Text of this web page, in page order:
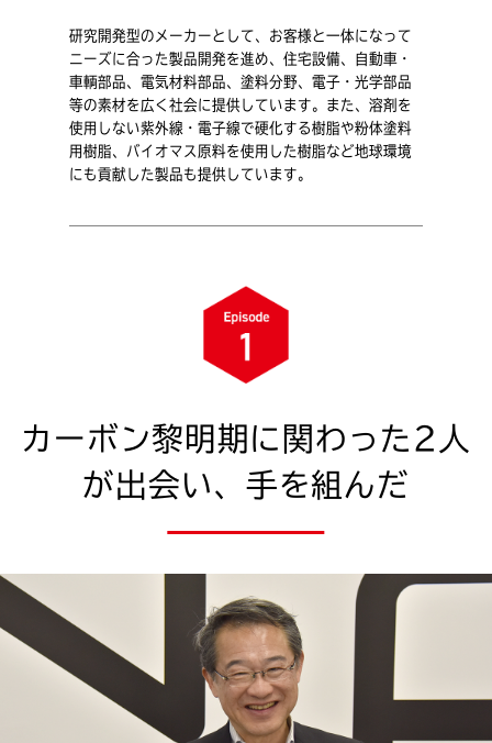
研究開発型のメーカーとして、お客様と一体になって
ニーズに合った製品開発を進め、住宅設備、自動車・
車輌部品、電気材料部品、塗料分野、電子・光学部品
等の素材を広く社会に提供しています。また、溶剤を
使用しない紫外線・電子線で硬化する樹脂や粉体塗料
用樹脂、バイオマス原料を使用した樹脂など地球環境
にも貢献した製品も提供しています。
カーボン黎明期に関わった2人
が出会い、 手を組んだ